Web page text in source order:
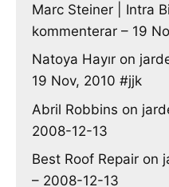
Marc Steiner | Intra
kommenterar – 19
Natoya Hayır on
19 Nov, 2010 #jjk
Abril Robbins on
2008-12-13
Best Roof Repair on
– 2008-12-13